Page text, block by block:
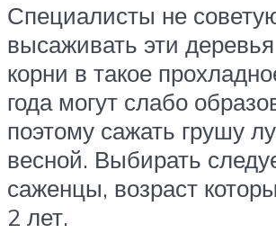
Специалисты не
высаживать эти
корни в такое
года могут слабо
поэтому сажать грушу
весной. Выбирать
саженцы, возраст
2 лет.